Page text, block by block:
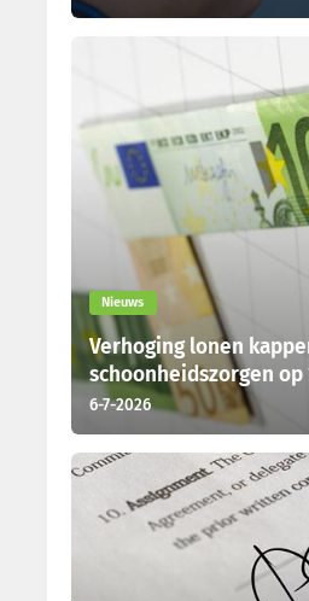
Nieuws
Verhoging lonen
schoonheidszorgen op
6-7-2026